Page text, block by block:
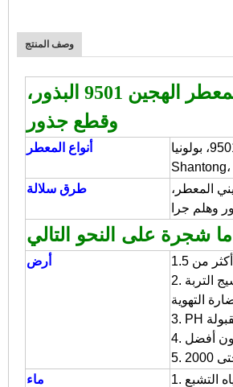
وصف المنتج
الصينية أفضل الأنواع سريعة النمو الصيني المعطر الهجين 9501 البذور،
وقطع جذور
أنواع المعطر بولونيا المتطاولة، بولونيا تومينتوسا، بولونيا فورتوني، بولونيا الهجين 9501، بولونيا
طرق سلالة
المعطر،
وهلم جرا
شجرة على النحو التالي
أرض
2. نسيج التربة: permeablility أو التهوية الجيدة الطميية الرملية والتربة، وتجنب
ماء
التشبع